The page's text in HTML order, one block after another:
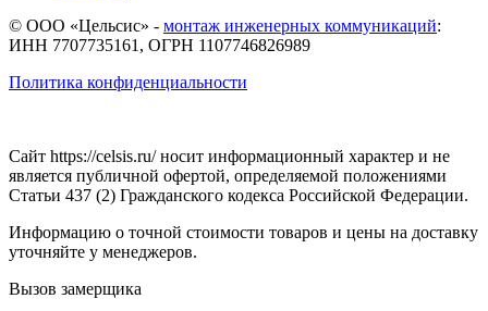
© ООО «Цельсис» - монтаж инженерных коммуникаций:
ИНН 7707735161, ОГРН 1107746826989
Политика конфиденциальности
Сайт https://celsis.ru/ носит информационный характер и не
является публичной офертой, определяемой положениями
Статьи 437 (2) Гражданского кодекса Российской Федерации.
Информацию о точной стоимости товаров и цены на доставку
уточняйте у менеджеров.
Вызов замерщика